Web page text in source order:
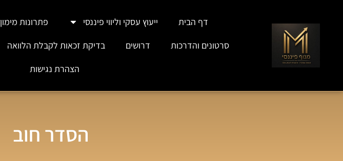
דף הבית ייעוץ עסקי וליווי פיננסי פתרונות מימון
סרטונים והדרכות
דרושים בדיקת זכאות לקבלת הלוואה
הצהרת נגישות
הסדר חוב